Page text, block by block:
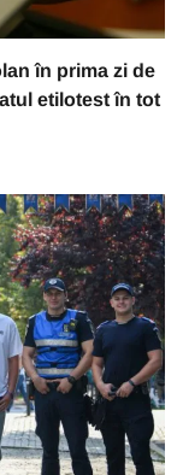
în prima zi de
etilotest în tot